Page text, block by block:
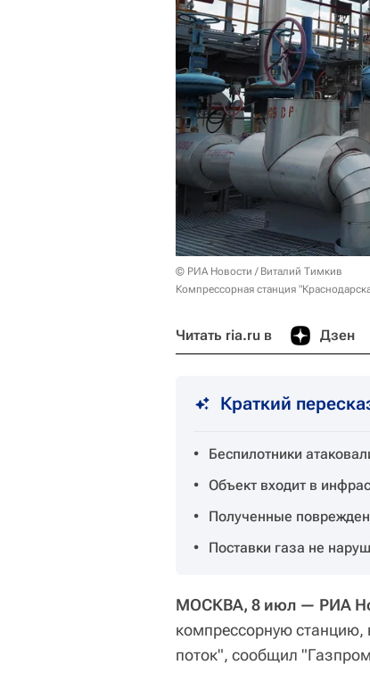
© РИА Новости / Виталий Тимкив
Компрессорная станция
Читать ria.ru в Дзен
Краткий
Беспилотники
Объект входит в
Полученные
Поставки газа не
МОСКВА, 8 июл — РИА
компрессорную станцию,
поток", сообщил